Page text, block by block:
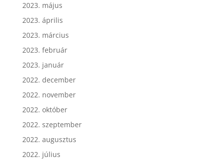
2023. május
2023. április
2023. március
2023. február
2023. január
2022. december
2022. november
2022. október
2022. szeptember
2022. augusztus
2022. július